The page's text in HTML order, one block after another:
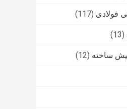
فولادی (117)
(13)
ساخته (12)